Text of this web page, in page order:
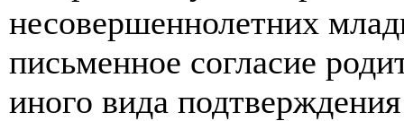
несовершеннолетних
письменное согласие
иного вида